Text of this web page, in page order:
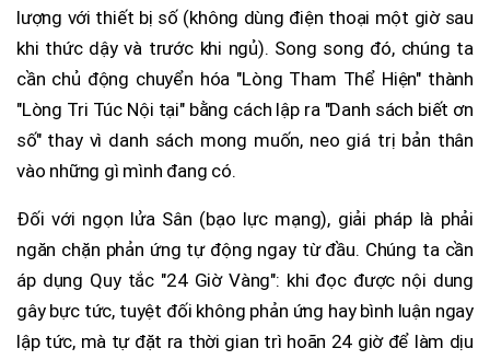
lượng với thiết bị số (không dùng điện thoại một giờ sau
khi thức dậy và trước khi ngủ). Song song đó, chúng ta
cần chủ động chuyển hóa "Lòng Tham Thể Hiện" thành
"Lòng Tri Túc Nội tại" bằng cách lập ra "Danh sách biết ơn
số" thay vì danh sách mong muốn, neo giá trị bản thân
vào những gì mình đang có.
Đối với ngọn lửa Sân (bạo lực mạng), giải pháp là phải
ngăn chặn phản ứng tự động ngay từ đầu. Chúng ta cần
áp dụng Quy tắc "24 Giờ Vàng": khi đọc được nội dung
gây bực tức, tuyệt đối không phản ứng hay bình luận ngay
lập tức, mà tự đặt ra thời gian trì hoãn 24 giờ để làm dịu